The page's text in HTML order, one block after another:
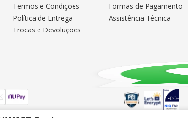
Termos e Condições
Política de Entrega
Trocas e Devoluções
Formas de Pagamento
Assistência Técnica
Selos de Segurança